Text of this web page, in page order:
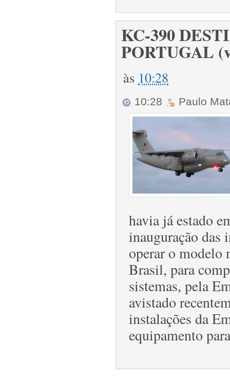
KC-390
PORTUGAL
às 10:28
10:28 Paulo
havia já estado
inauguração das
operar o modelo
Brasil, para
sistemas, pela
avistado
instalações da
equipamento